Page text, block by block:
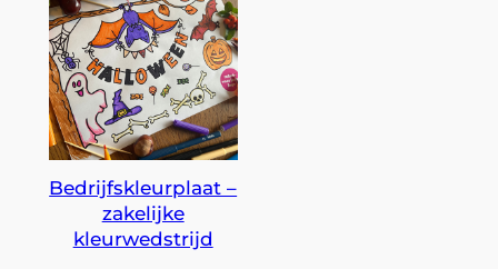
Bedrijfskleurplaat –
zakelijke
kleurwedstrijd